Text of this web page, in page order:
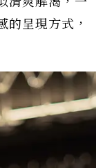
的呈現方式，